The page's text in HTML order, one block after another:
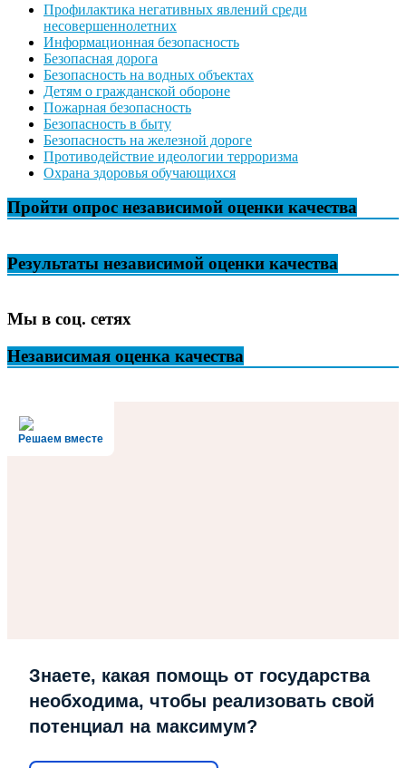
Профилактика негативных явлений среди
несовершеннолетних
Информационная безопасность
Безопасная дорога
Безопасность на водных объектах
Детям о гражданской обороне
Пожарная безопасность
Безопасность в быту
Безопасность на железной дороге
Противодействие идеологии терроризма
Охрана здоровья обучающихся
Пройти опрос независимой оценки качества
Результаты независимой оценки качества
Мы в соц. сетях
Независимая оценка качества
Решаем вместе
Знаете, какая помощь от государства
необходима, чтобы реализовать свой
потенциал на максимум?